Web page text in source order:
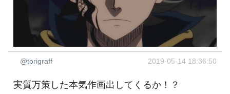
@torigraff 2019-05-14 18:36:50
実質万策した本気作画出してくるか！？